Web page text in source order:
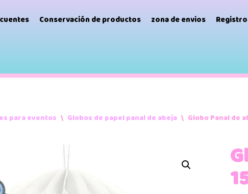
Conservación de productos zona de envios Registro
para eventos \ Globos de papel panal de abeja \ Globo Panal de